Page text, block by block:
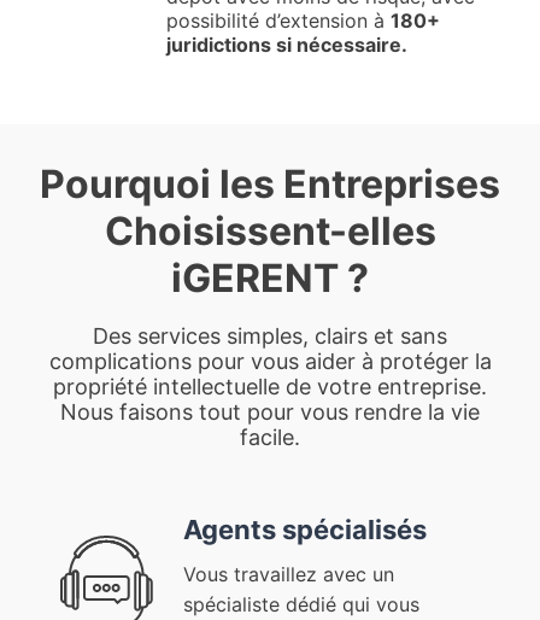
possibilité d’extension à 180+
juridictions si nécessaire.
Pourquoi les Entreprises
Choisissent-elles
iGERENT ?
Des services simples, clairs et sans
complications pour vous aider à protéger la
propriété intellectuelle de votre entreprise.
Nous faisons tout pour vous rendre la vie
facile.
Agents spécialisés
Vous travaillez avec un
spécialiste dédié qui vous